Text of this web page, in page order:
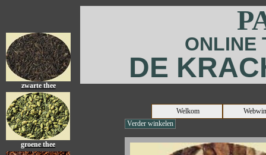
ONLINE
DE
zwarte thee
groene thee
Welkom
Verder winkelen